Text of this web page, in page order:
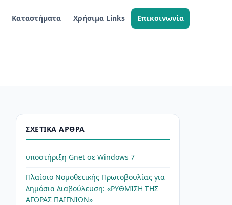
Καταστήματα Χρήσιμα Links Επικοινωνία
ΣΧΕΤΙΚΆ ΆΡΘΡΑ
υποστήριξη Gnet σε Windows 7
Πλαίσιο Νομοθετικής Πρωτοβουλίας για
Δημόσια Διαβούλευση: «ΡΥΘΜΙΣΗ ΤΗΣ
ΑΓΟΡΑΣ ΠΑΙΓΝΙΩΝ»